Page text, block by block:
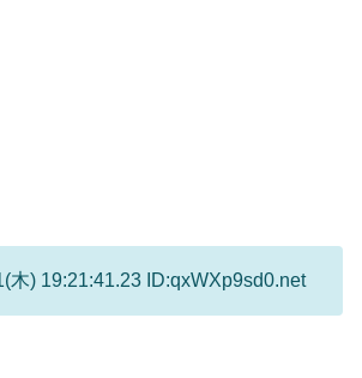
木) 19:21:41.23 ID:qxWXp9sd0.net